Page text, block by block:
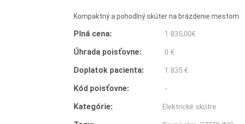
Kompaktný a pohodlný skúter na brázdenie mestom.
Plná cena: 1 835,00€
Úhrada poisťovne: 0 €
Doplatok pacienta: 1 835 €
Kód poisťovne: -
Kategórie: Elektrické skútre